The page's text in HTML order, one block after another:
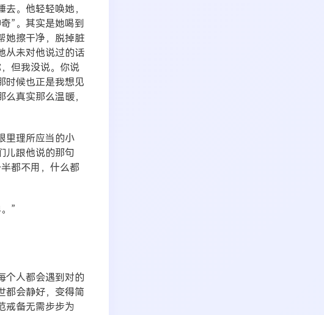
。他轻轻唤她，
”。其实是她喝到
她擦干净，脱掉脏
从未对他说过的话
但我没说。你说
时候也正是我想见
真实那么温暖，
里理所应当的小
儿跟他说的那句
都不用，什么都
”
个人都会遇到对的
都会静好，变得简
戒备无需步步为